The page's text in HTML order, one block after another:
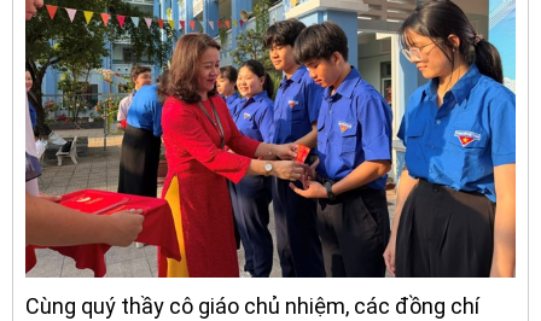
Cùng quý thầy cô giáo chủ nhiệm, các đồng chí